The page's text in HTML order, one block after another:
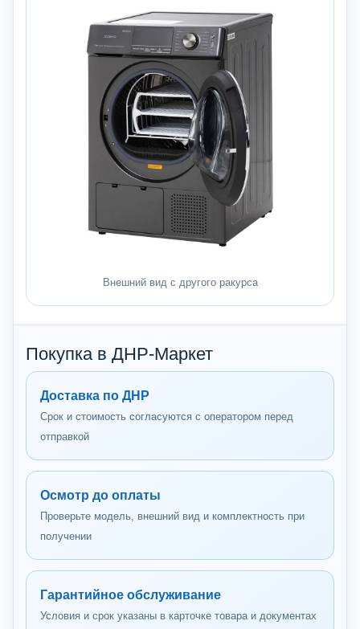
Внешний вид с другого ракурса
Покупка в ДНР-Маркет
Доставка по ДНР
Срок и стоимость согласуются с оператором перед
отправкой
Осмотр до оплаты
Проверьте модель, внешний вид и комплектность при
получении
Гарантийное обслуживание
Условия и срок указаны в карточке товара и документах